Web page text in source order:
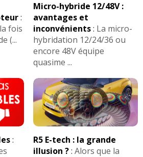
:
fois
(...
Micro-hybride 12/48V :
avantages et
inconvénients: La micro-
hybridation 12/24/36 ou
encore 48V équipe
quasime ...
:
R5 E-tech : la grande
illusion ?: Alors que la